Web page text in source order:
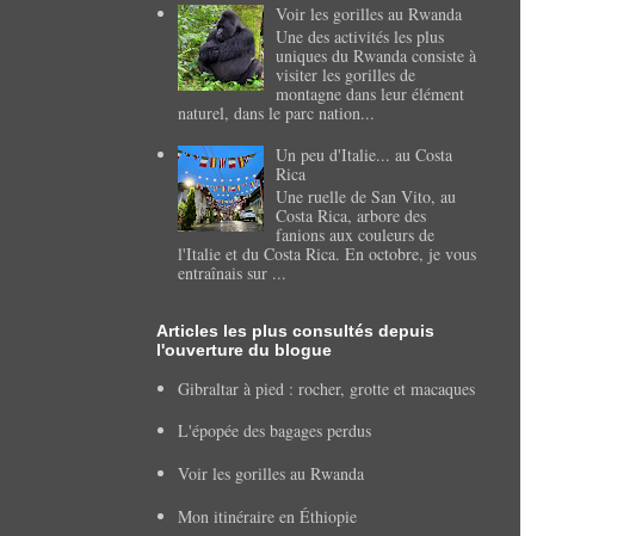
Voir les gorilles au Rwanda
Une des activités les plus
uniques du Rwanda consiste à
visiter les gorilles de
montagne dans leur élément
naturel, dans le parc nation...
Un peu d'Italie... au Costa
Rica
Une ruelle de San Vito, au
Costa Rica, arbore des
fanions aux couleurs de
l'Italie et du Costa Rica. En octobre, je vous
entraînais sur ...
Articles les plus consultés depuis
l'ouverture du blogue
Gibraltar à pied : rocher, grotte et macaques
L'épopée des bagages perdus
Voir les gorilles au Rwanda
Mon itinéraire en Éthiopie